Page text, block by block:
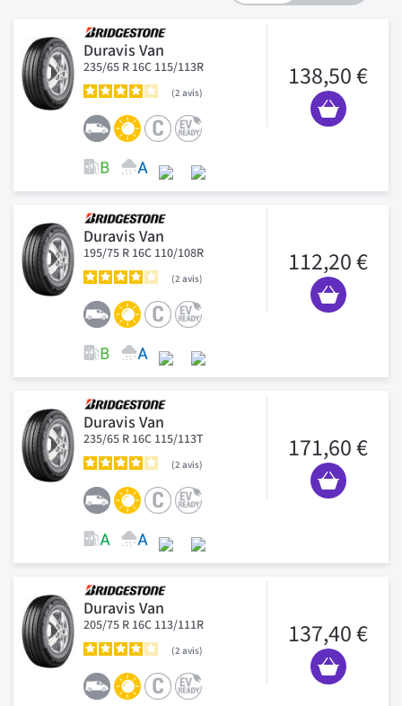
Duravis Van
235/65 R 16C 115/113R
2 avis
138,50 €
Duravis Van
195/75 R 16C 110/108R
2 avis
112,20 €
Duravis Van
235/65 R 16C 115/113T
2 avis
171,60 €
Duravis Van
205/75 R 16C 113/111R
2 avis
137,40 €